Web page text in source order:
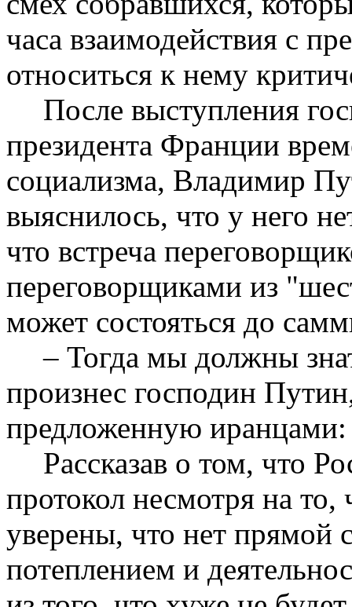
часа взаимодействия с
относиться к нему
После выступления
президента Франции
социализма, Владимир
выяснилось, что у него
что встреча
переговорщиками из
может состояться до
– Тогда мы должны
произнес господин
предложенную иранцами:
Рассказав о том, что
протокол несмотря на
уверены, что нет прямой
потеплением и